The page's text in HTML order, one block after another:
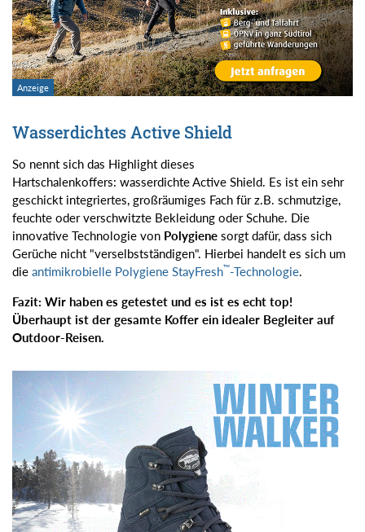
Wasserdichtes Active Shield
So nennt sich das Highlight dieses
Hartschalenkoffers: wasserdichte Active Shield. Es ist ein sehr
geschickt integriertes, großräumiges Fach für z.B. schmutzige,
feuchte oder verschwitzte Bekleidung oder Schuhe. Die
innovative Technologie von Polygiene sorgt dafür, dass sich
Gerüche nicht "verselbstständigen". Hierbei handelt es sich um
die antimikrobielle Polygiene StayFresh™-Technologie.
Fazit: Wir haben es getestet und es ist es echt top!
Überhaupt ist der gesamte Koffer ein idealer Begleiter auf
Outdoor-Reisen.